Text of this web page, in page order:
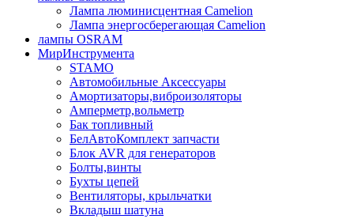
Лампа люминисцентная Сamelion
Лампа энергосберегающая Сamelion
лампы OSRAM
МирИнструмента
STAMO
Автомобильные Аксессуары
Амортизаторы,виброизоляторы
Амперметр,вольметр
Бак топливный
БелАвтоКомплект запчасти
Блок AVR для генераторов
Болты,винты
Бухты цепей
Вентиляторы, крыльчатки
Вкладыш шатуна